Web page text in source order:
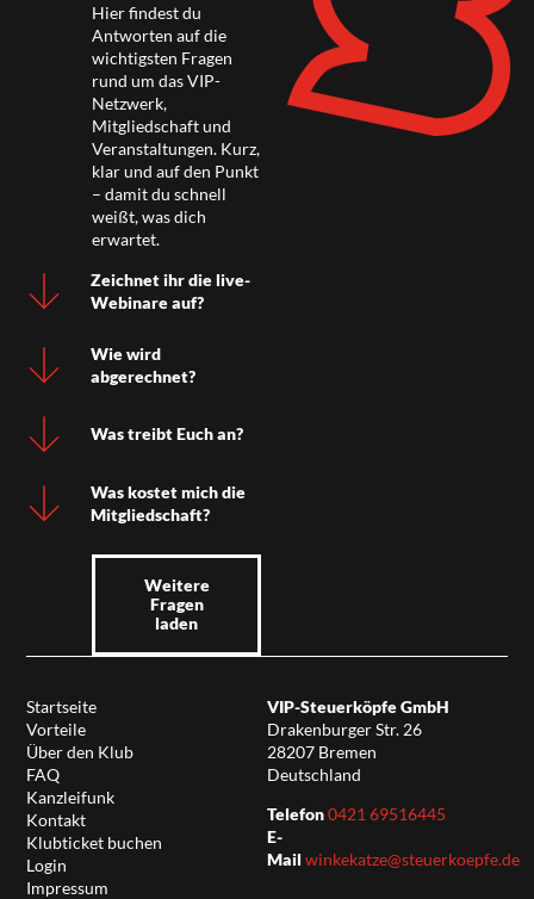
Hier findest du
Antworten auf die
wichtigsten Fragen
rund um das VIP-
Netzwerk,
Mitgliedschaft und
Veranstaltungen. Kurz,
klar und auf den Punkt
– damit du schnell
weißt, was dich
erwartet.
Zeichnet ihr die live-
Webinare auf?
Wie wird
abgerechnet?
Was treibt Euch an?
Was kostet mich die
Mitgliedschaft?
Weitere
Fragen
laden
Startseite
Vorteile
Über den Klub
FAQ
Kanzleifunk
Kontakt
Klubticket buchen
Login
Impressum
VIP-Steuerköpfe GmbH
Drakenburger Str. 26
28207 Bremen
Deutschland
Telefon0421 69516445
E-
Mail winkekatze@steuerkoepfe.de